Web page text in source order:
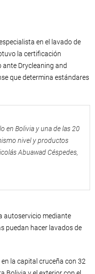
en el lavado de
la certificación
ante Drycleaning and
que determina estándares
en Bolivia y una de las 20
nivel y productos
Abuawad Céspedes,
autoservicio mediante
puedan hacer lavados de
la capital cruceña con 32